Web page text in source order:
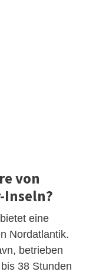
von
Inseln?
eine
Nordatlantik.
betrieben
38 Stunden